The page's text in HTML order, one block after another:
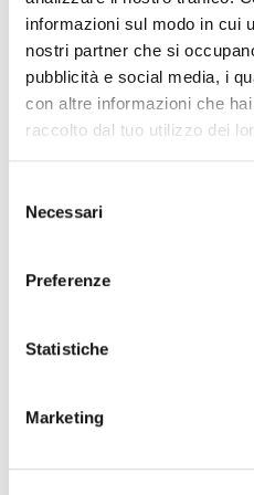
informazioni sul modo in cui
nostri partner che si
pubblicità e social media, i
con altre informazioni che
raccolto dal tuo utilizzo dei
delNecessari
Preferenze
Statistiche
Marketing
Caratteristiche
Contratto
CAP
Planimetrie
Ascensore
Arredato